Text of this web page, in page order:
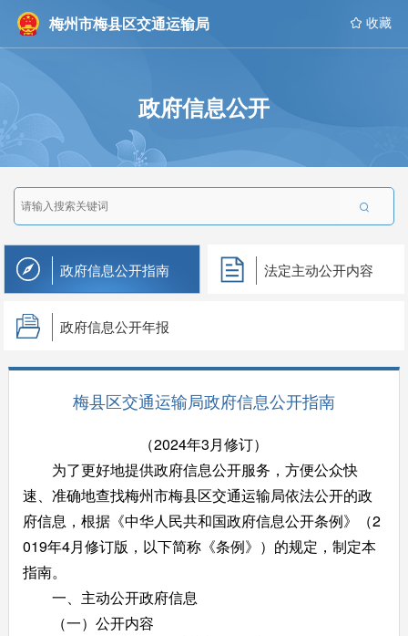
梅州市梅县区交通运输局  收藏
政府信息公开

政府信息公开指南 法定主动公开内容
政府信息公开年报
梅县区交通运输局政府信息公开指南
（2024年3月修订）
为了更好地提供政府信息公开服务，方便公众快
速、准确地查找梅州市梅县区交通运输局依法公开的政
府信息，根据《中华人民共和国政府信息公开条例》（2
019年4月修订版，以下简称《条例》）的规定，制定本
指南。
一、主动公开政府信息
（一）公开内容